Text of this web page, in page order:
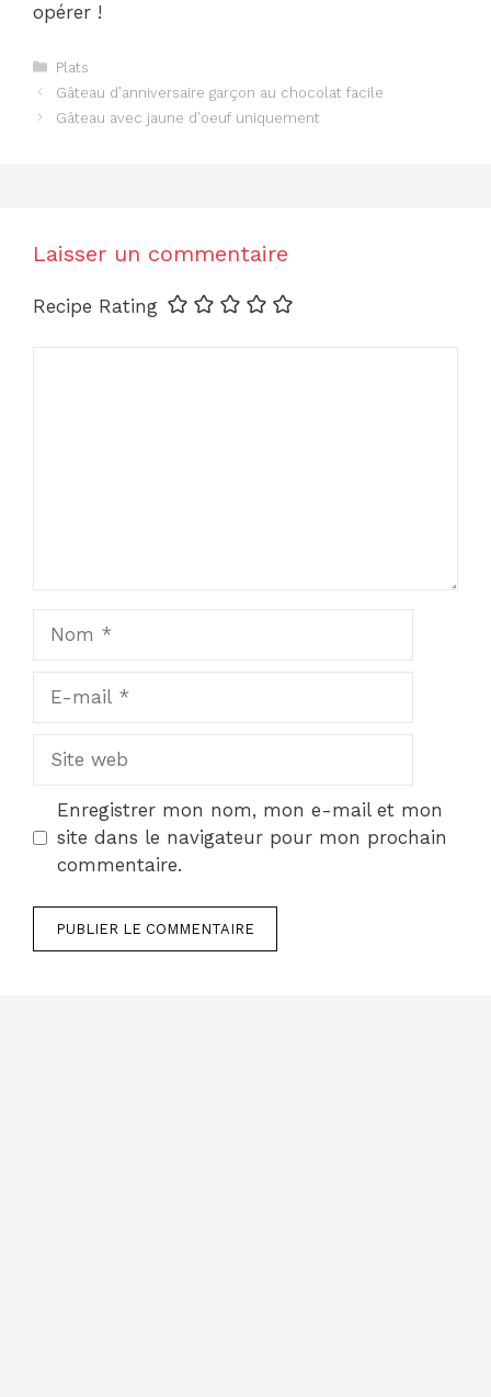
opérer !
Catégories
Plats
Gâteau d’anniversaire garçon au chocolat facile
Gâteau avec jaune d’oeuf uniquement
Laisser un commentaire
Recipe Rating
mail
web
Enregistrer mon nom, mon e-mail et mon
site dans le navigateur pour mon prochain
commentaire.